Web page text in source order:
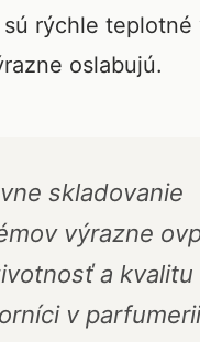
sú rýchle
oslabujú.
skladovanie
výrazne
a kvalitu
v parfumerii